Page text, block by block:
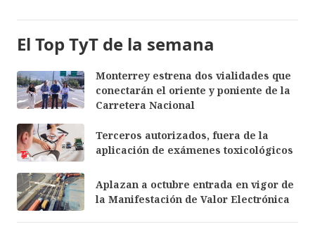
El Top TyT de la semana
Monterrey estrena dos vialidades que
conectarán el oriente y poniente de la
Carretera Nacional
Terceros autorizados, fuera de la
aplicación de exámenes toxicológicos
Aplazan a octubre entrada en vigor de
la Manifestación de Valor Electrónica